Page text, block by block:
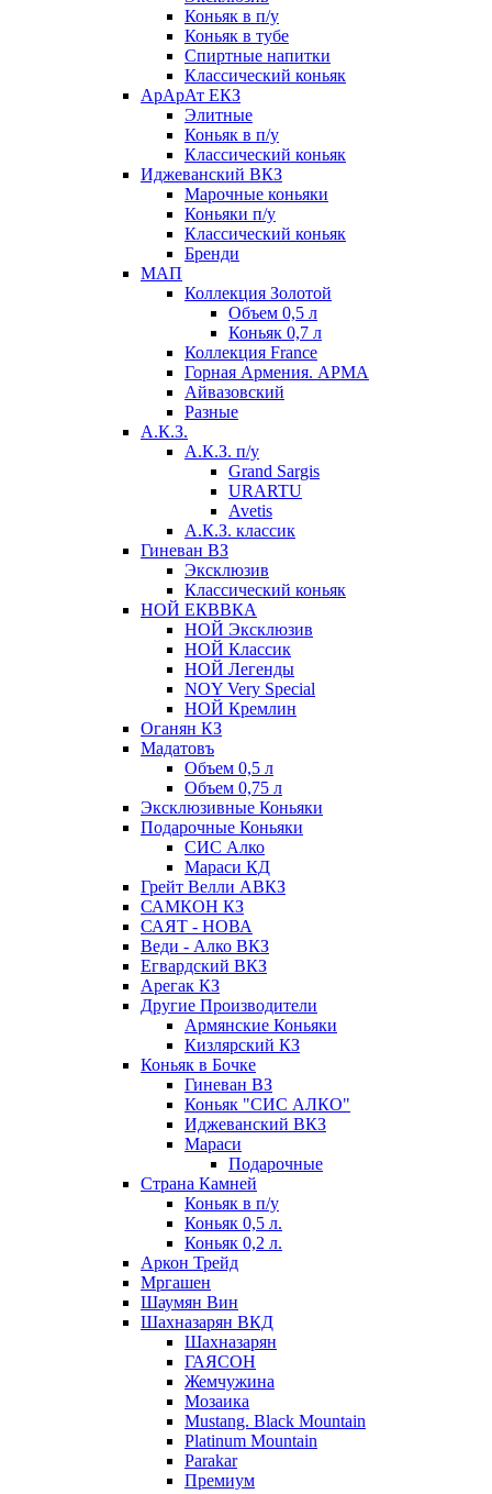
Коньяк в п/у
Коньяк в тубе
Спиртные напитки
Классический коньяк
АрАрАт ЕКЗ
Элитные
Коньяк в п/у
Классический коньяк
Иджеванский ВКЗ
Марочные коньяки
Коньяки п/у
Классический коньяк
Бренди
МАП
Коллекция Золотой
Объем 0,5 л
Коньяк 0,7 л
Коллекция France
Горная Армения. АРМА
Айвазовский
Разные
А.К.З.
А.К.З. п/у
Grand Sargis
URARTU
Avetis
А.К.З. классик
Гиневан ВЗ
Эксклюзив
Классический коньяк
НОЙ ЕКВВКА
НОЙ Эксклюзив
НОЙ Классик
НОЙ Легенды
NOY Very Speсial
НОЙ Кремлин
Оганян КЗ
Мадатовъ
Объем 0,5 л
Объем 0,75 л
Эксклюзивные Коньяки
Подарочные Коньяки
СИС Алко
Мараси КД
Грейт Велли АВКЗ
САМКОН КЗ
САЯТ - НОВА
Веди - Алко ВКЗ
Егвардский ВКЗ
Арегак КЗ
Другие Производители
Армянские Коньяки
Кизлярский КЗ
Коньяк в Бочке
Гиневан ВЗ
Коньяк "СИС АЛКО"
Иджеванский ВКЗ
Мараси
Подарочные
Страна Камней
Коньяк в п/у
Коньяк 0,5 л.
Коньяк 0,2 л.
Аркон Трейд
Мргашен
Шаумян Вин
Шахназарян ВКД
Шахназарян
ГАЯСОН
Жемчужина
Мозаика
Mustang. Black Mountain
Platinum Mountain
Parakar
Премиум